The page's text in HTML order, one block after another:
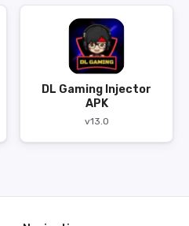
DL Gaming Injector
APK
v13.0